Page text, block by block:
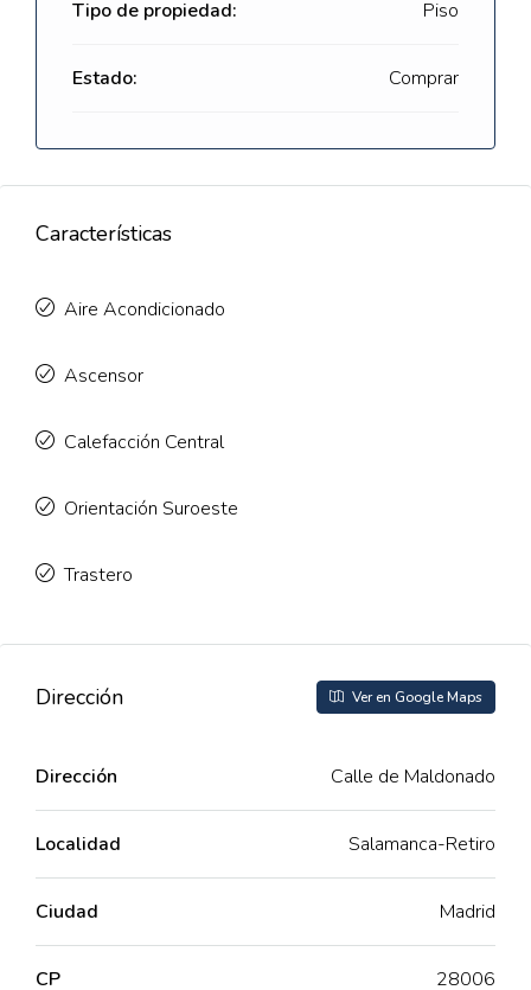
Tipo de propiedad: Piso
Estado: Comprar
Características
Aire Acondicionado
Ascensor
Calefacción Central
Orientación Suroeste
Trastero
Dirección Ver en Google Maps
Dirección Calle de Maldonado
Localidad Salamanca-Retiro
Ciudad Madrid
CP 28006